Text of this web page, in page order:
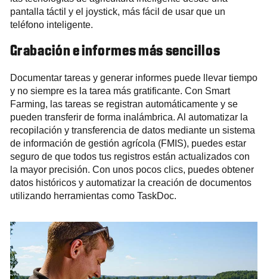
pantalla táctil y el joystick, más fácil de usar que un
teléfono inteligente.
Grabación e informes más sencillos
Documentar tareas y generar informes puede llevar tiempo
y no siempre es la tarea más gratificante. Con Smart
Farming, las tareas se registran automáticamente y se
pueden transferir de forma inalámbrica. Al automatizar la
recopilación y transferencia de datos mediante un sistema
de información de gestión agrícola (FMIS), puedes estar
seguro de que todos tus registros están actualizados con
la mayor precisión. Con unos pocos clics, puedes obtener
datos históricos y automatizar la creación de documentos
utilizando herramientas como TaskDoc.